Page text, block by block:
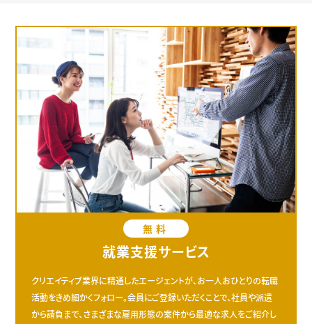
無料
就業支援サービス
クリエイティブ業界に精通したエージェントが、お一人おひとりの転職
活動をきめ細かくフォロー。会員にご登録いただくことで、社員や派遣
から請負まで、さまざまな雇用形態の案件から最適な求人をご紹介し